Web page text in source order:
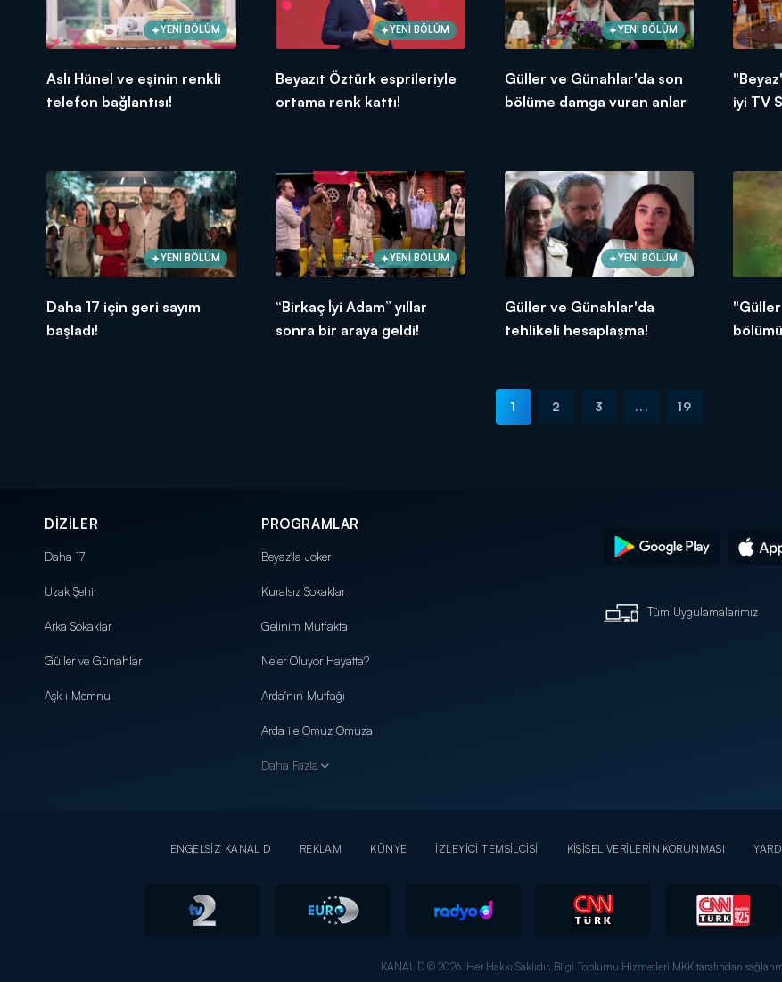
YENİ BÖLÜM
Aslı Hünel ve eşinin renkli
telefon bağlantısı!
YENİ BÖLÜM
Beyazıt Öztürk esprileriyle
ortama renk kattı!
YENİ BÖLÜM
Güller ve Günahlar'da son
bölüme damga vuran anlar
iyi TV
YENİ BÖLÜM
Daha 17 için geri sayım
başladı!
YENİ BÖLÜM
“Birkaç İyi Adam” yıllar
sonra bir araya geldi!
YENİ BÖLÜM
Güller ve Günahlar'da
tehlikeli hesaplaşma!
1 2 3 ... 19
DİZİLER
Daha 17
Uzak Şehir
Arka Sokaklar
Güller ve Günahlar
Aşk-ı Memnu
PROGRAMLAR
Beyaz'la Joker
Kuralsız Sokaklar
Gelinim Mutfakta
Neler Oluyor Hayatta?
Arda'nın Mutfağı
Arda ile Omuz Omuza
Daha Fazla
Tüm Uygulamalarımız
ENGELSİZ KANAL D REKLAM KÜNYE İZLEYİCİ TEMSİLCİSİ KİŞİSEL VERİLERİN KORUNMASI
KANAL D © 2026. Her Hakkı Saklıdır. Bilgi Toplumu Hizmetleri MKK tarafından